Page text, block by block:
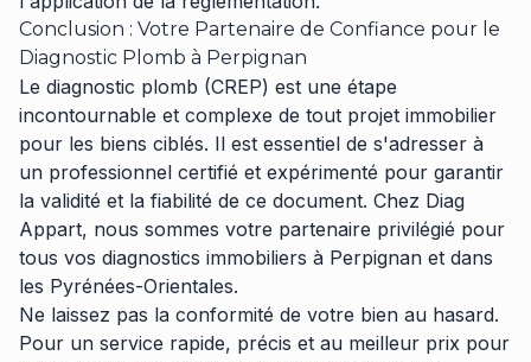
Conclusion : Votre Partenaire de Confiance pour le
Diagnostic Plomb à Perpignan
Le diagnostic plomb (CREP) est une étape
incontournable et complexe de tout projet immobilier
pour les biens ciblés. Il est essentiel de s'adresser à
un professionnel certifié et expérimenté pour garantir
la validité et la fiabilité de ce document. Chez Diag
Appart, nous sommes votre partenaire privilégié pour
tous vos diagnostics immobiliers à Perpignan et dans
les Pyrénées-Orientales.
Ne laissez pas la conformité de votre bien au hasard.
Pour un service rapide, précis et au meilleur prix pour